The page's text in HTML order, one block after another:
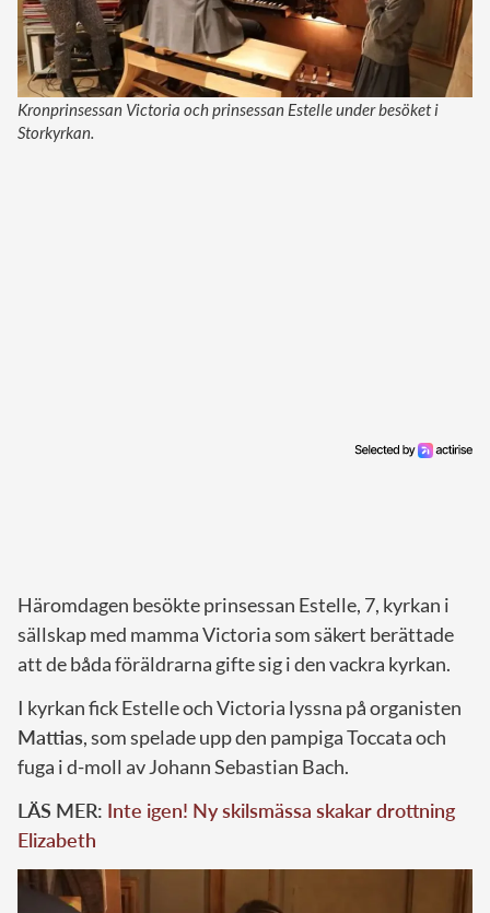
Kronprinsessan Victoria och prinsessan Estelle under besöket i
Storkyrkan.
Häromdagen besökte prinsessan Estelle, 7, kyrkan i
sällskap med mamma Victoria som säkert berättade
att de båda föräldrarna gifte sig i den vackra kyrkan.
I kyrkan fick Estelle och Victoria lyssna på organisten
Mattias, som spelade upp den pampiga Toccata och
fuga i d-moll av Johann Sebastian Bach.
LÄS MER: Inte igen! Ny skilsmässa skakar drottning
Elizabeth